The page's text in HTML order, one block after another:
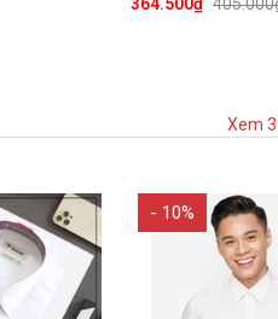
364.500₫
Xem
- 10%